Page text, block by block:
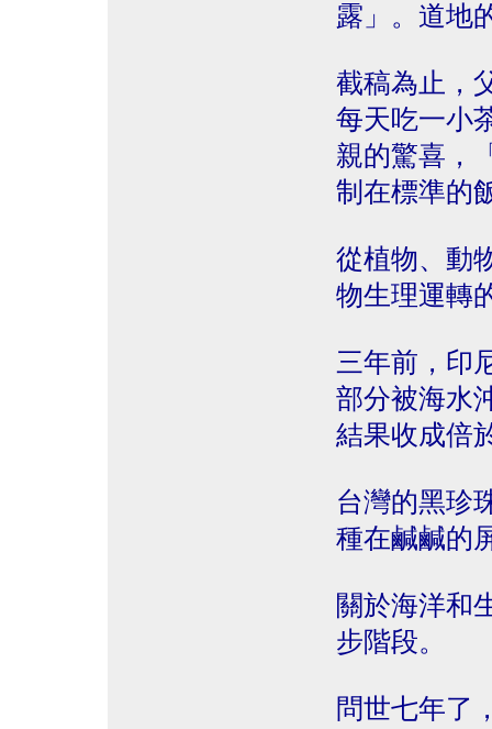
露」。道地
截稿為止，
每天吃一小
親的驚喜，
制在標準的
從植物、動
物生理運轉
三年前，印
部分被海水
結果收成倍
台灣的黑珍
種在鹹鹹的
關於海洋和
步階段。
問世七年了